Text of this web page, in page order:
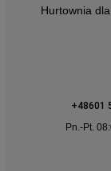
Hurtownia
+48601
Pn.-Pt.